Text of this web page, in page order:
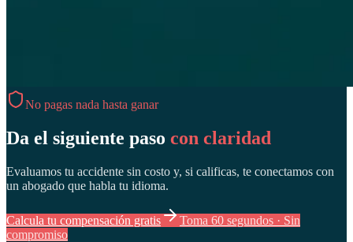
No pagas nada hasta ganar
Da el siguiente paso con claridad
Evaluamos tu accidente sin costo y, si calificas, te conectamos con
un abogado que habla tu idioma.
Calcula tu compensación gratis
Toma 60 segundos · Sin
compromiso